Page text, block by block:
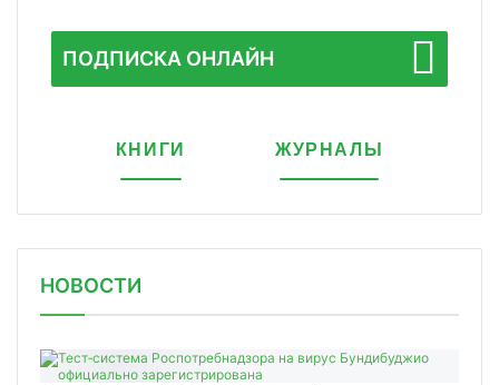
ПОДПИСКА ОНЛАЙН
КНИГИ ЖУРНАЛЫ
НОВОСТИ